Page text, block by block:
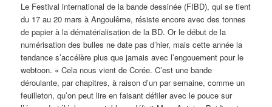
Le Festival international de la bande dessinée (FIBD), qui se tient
du 17 au 20 mars à Angoulême, résiste encore avec des tonnes
de papier à la dématérialisation de la BD. Or le début de la
numérisation des bulles ne date pas d’hier, mais cette année la
tendance s’accélère plus que jamais avec l’engouement pour le
webtoon. « Cela nous vient de Corée. C’est une bande
déroulante, par chapitres, à raison d’un par semaine, comme un
feuilleton, qu’on peut lire en faisant défiler avec le pouce sur